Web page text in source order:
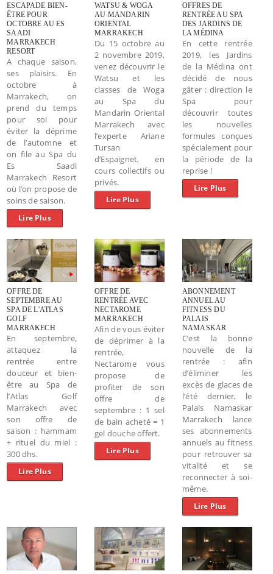
ESCAPADE BIEN-
ÊTRE POUR
OCTOBRE AU ES
SAADI
MARRAKECH
RESORT
A chaque saison,
ses plaisirs. En
octobre à
Marrakech, on
prend du temps
pour soi pour
éviter la déprime
de l’automne et
on file au Spa du
Es Saadi
Marrakech Resort
où l’on propose de
soins de saison.
Lire Plus
WATSU & WOGA
AU MANDARIN
ORIENTAL
MARRAKECH
Du 15 octobre au
2 novembre 2019,
venez découvrir le
Watsu et les
classes de Woga
au Spa du
Mandarin Oriental
Marrakech avec
l’experte Ariane
Tursan
d’Espaignet, en
cours collectifs ou
privés.
Lire Plus
OFFRES DE
RENTRÉE AU SPA
DES JARDINS DE
LA MÉDINA
En cette rentrée
2019, les Jardins
de la Médina ont
décidé de nous
gâter : direction le
Spa pour
découvrir toutes
les nouvelles
formules conçues
spécialement pour
la période de la
reprise !
Lire Plus
OFFRE DE
SEPTEMBRE AU
SPA DE L'ATLAS
GOLF
MARRAKECH
En septembre,
attaquez la
rentrée entre
douceur et bien-
être au Spa de
l’Atlas Golf
Marrakech avec
son offre de
saison : hammam
+ rituel du miel :
300 dhs.
Lire Plus
OFFRE DE
RENTRÉE AVEC
NECTAROME
MARRAKECH
Afin de vous éviter
de déprimer à la
rentrée,
Nectarome vous
propose de
profiter de son
offre de
septembre : 1 sel
de bain acheté = 1
gel douche offert.
Lire Plus
ABONNEMENT
ANNUEL AU
FITNESS DU
PALAIS
NAMASKAR
C’est la bonne
nouvelle de la
rentrée : afin
d’éliminer les
excès de glaces de
l’été dernier, le
Palais Namaskar
Marrakech lance
ses abonnements
annuels au fitness
pour retrouver sa
vitalité et se
reconnecter à soi-
même.
Lire Plus